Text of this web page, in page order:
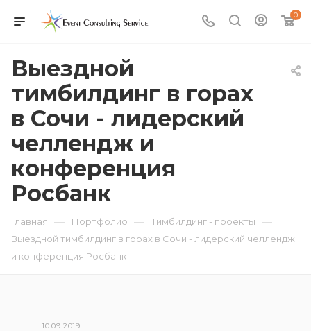
0
Выездной
тимбилдинг в горах
в Сочи - лидерский
челлендж и
конференция
Росбанк
Главная — Портфолио — Тимбилдинг - проекты —
Выездной тимбилдинг в горах в Сочи - лидерский челлендж
и конференция Росбанк
10.09.2019